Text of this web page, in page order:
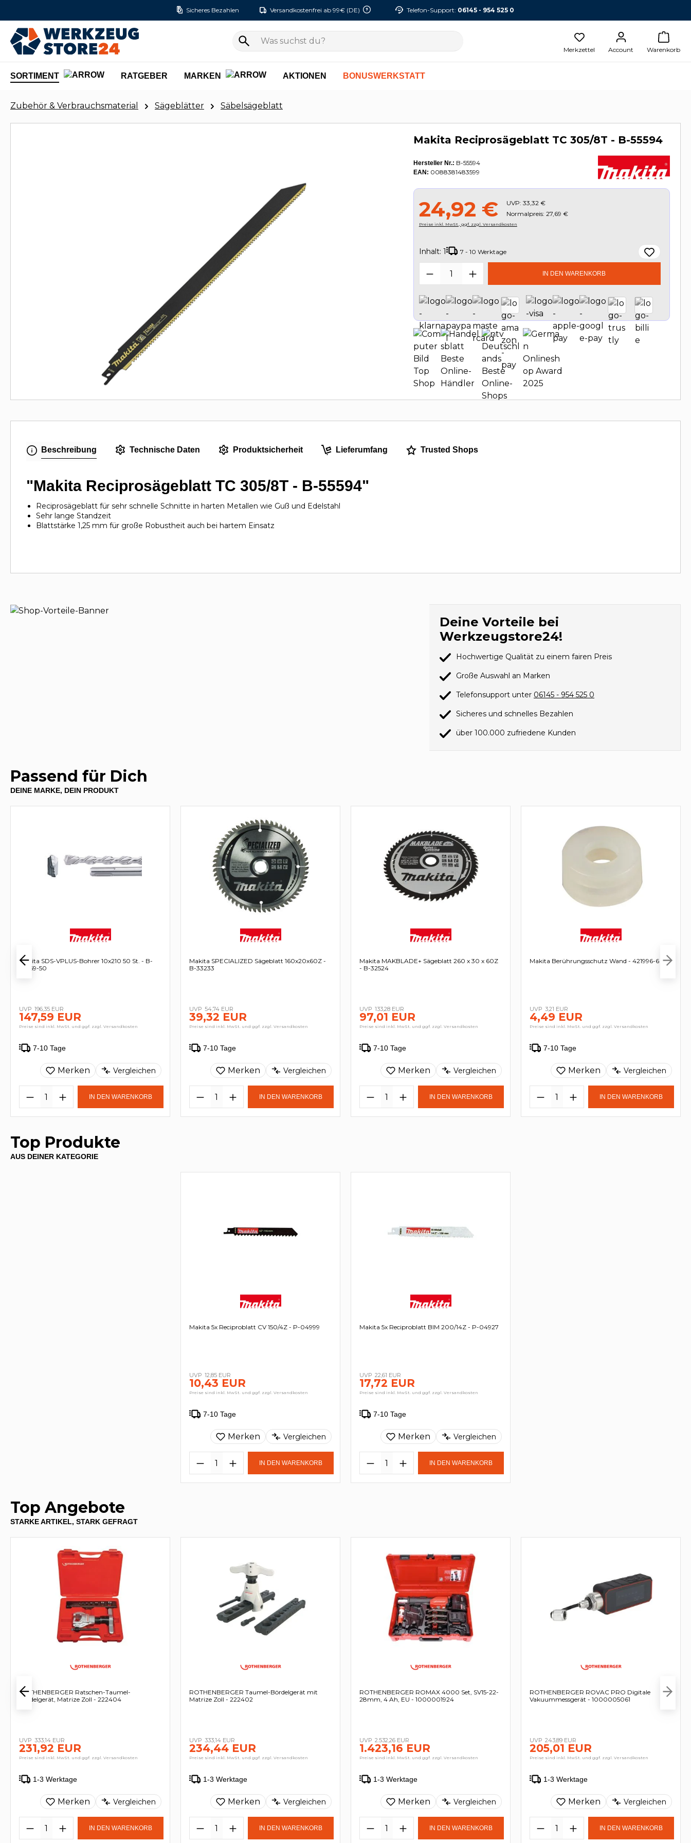
Sicheres Bezahlen Versandkostenfrei ab 99€ (DE) Telefon-Support: 06145 - 954 525 0
Merkzettel Account Warenkorb
SORTIMENT RATGEBER MARKEN AKTIONEN BONUSWERKSTATT
Zubehör & Verbrauchsmaterial Sägeblätter Säbelsägeblatt
Makita Reciprosägeblatt TC 305/8T - B-55594
Hersteller Nr.: B-55594
EAN: 0088381483599
24,92 € UVP: 33,32 €
Normalpreis: 27,69 €
Preise inkl. MwSt., ggf. zzgl. Versandkosten
Inhalt: 1 7 - 10 Werktage
Produkt Anzahl: Gib den gewünschten
IN DEN WARENKORB
Beschreibung Technische Daten Produktsicherheit Lieferumfang Trusted Shops
"Makita Reciprosägeblatt TC 305/8T - B-55594"
Reciprosägeblatt für sehr schnelle Schnitte in harten Metallen wie Guß und Edelstahl
Sehr lange Standzeit
Blattstärke 1,25 mm für große Robustheit auch bei hartem Einsatz
Deine Vorteile bei
Werkzeugstore24!
Hochwertige Qualität zu einem fairen Preis
Große Auswahl an Marken
Telefonsupport unter 06145 - 954 525 0
Sicheres und schnelles Bezahlen
über 100.000 zufriedene Kunden
Passend für Dich
DEINE MARKE, DEIN PRODUKT
Makita SDS-VPLUS-Bohrer 10x210 50 St. - B-
47569-50
196,35 EUR
147,59 EUR
Preise sind inkl. MwSt. und ggf. zzgl. Versandkosten
7-10 Tage
Merken Vergleichen
IN DEN WARENKORB
Makita SPECIALIZED Sägeblatt 160x20x60Z -
B-33233
54,74 EUR
39,32 EUR
Preise sind inkl. MwSt. und ggf. zzgl. Versandkosten
7-10 Tage
Merken Vergleichen
IN DEN WARENKORB
Makita MAKBLADE+ Sägeblatt 260 x 30 x 60Z
- B-32524
133,28 EUR
97,01 EUR
Preise sind inkl. MwSt. und ggf. zzgl. Versandkosten
7-10 Tage
Merken Vergleichen
IN DEN WARENKORB
Makita Berührungsschutz Wand - 421996-6
3,21 EUR
4,49 EUR
Preise sind inkl. MwSt. und ggf. zzgl. Versandkosten
7-10 Tage
Merken Vergleichen
IN DEN WARENKORB
Top Produkte
AUS DEINER KATEGORIE
Makita 5x Reciproblatt CV 150/4Z - P-04999
12,85 EUR
10,43 EUR
Preise sind inkl. MwSt. und ggf. zzgl. Versandkosten
7-10 Tage
Merken Vergleichen
IN DEN WARENKORB
Makita 5x Reciproblatt BIM 200/14Z - P-04927
22,61 EUR
17,72 EUR
Preise sind inkl. MwSt. und ggf. zzgl. Versandkosten
7-10 Tage
Merken Vergleichen
IN DEN WARENKORB
Top Angebote
STARKE ARTIKEL, STARK GEFRAGT
ROTHENBERGER Ratschen-Taumel-
Bördelgerät, Matrize Zoll - 222404
333,14 EUR
231,92 EUR
Preise sind inkl. MwSt. und ggf. zzgl. Versandkosten
1-3 Werktage
Merken Vergleichen
IN DEN WARENKORB
ROTHENBERGER Taumel-Bördelgerät mit
Matrize Zoll - 222402
333,14 EUR
234,44 EUR
Preise sind inkl. MwSt. und ggf. zzgl. Versandkosten
1-3 Werktage
Merken Vergleichen
IN DEN WARENKORB
ROTHENBERGER ROMAX 4000 Set, SV15-22-
28mm, 4 Ah, EU - 1000001924
2.532,26 EUR
1.423,16 EUR
Preise sind inkl. MwSt. und ggf. zzgl. Versandkosten
1-3 Werktage
Merken Vergleichen
IN DEN WARENKORB
ROTHENBERGER ROVAC PRO Digitale
Vakuummessgerät - 1000005061
243,89 EUR
205,01 EUR
Preise sind inkl. MwSt. und ggf. zzgl. Versandkosten
1-3 Werktage
Merken Vergleichen
IN DEN WARENKORB